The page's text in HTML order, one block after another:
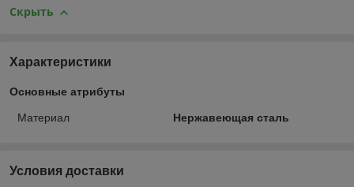
Скрыть
Характеристики
Основные атрибуты
Материал Нержавеющая сталь
Условия доставки